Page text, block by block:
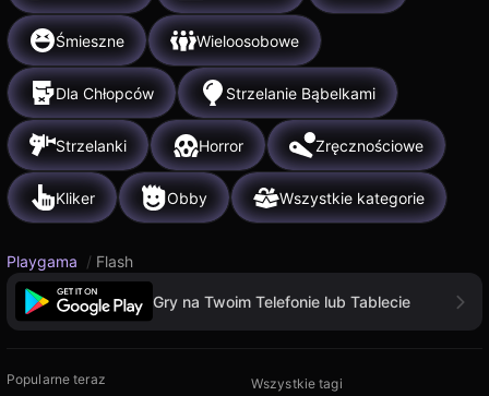
Śmieszne Wieloosobowe
Dla Chłopców Strzelanie Bąbelkami
Strzelanki Horror Zręcznościowe
Kliker Obby Wszystkie kategorie
Playgama / Flash
Gry na Twoim Telefonie lub Tablecie
Popularne teraz
Wszystkie tagi